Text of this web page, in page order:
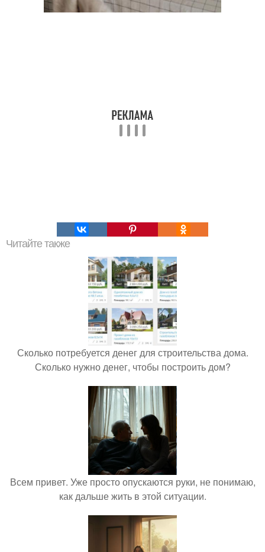
Читайте также
Сколько потребуется денег для строительства дома.
Сколько нужно денег, чтобы построить дом?
Всем привет. Уже просто опускаются руки, не понимаю,
как дальше жить в этой ситуации.